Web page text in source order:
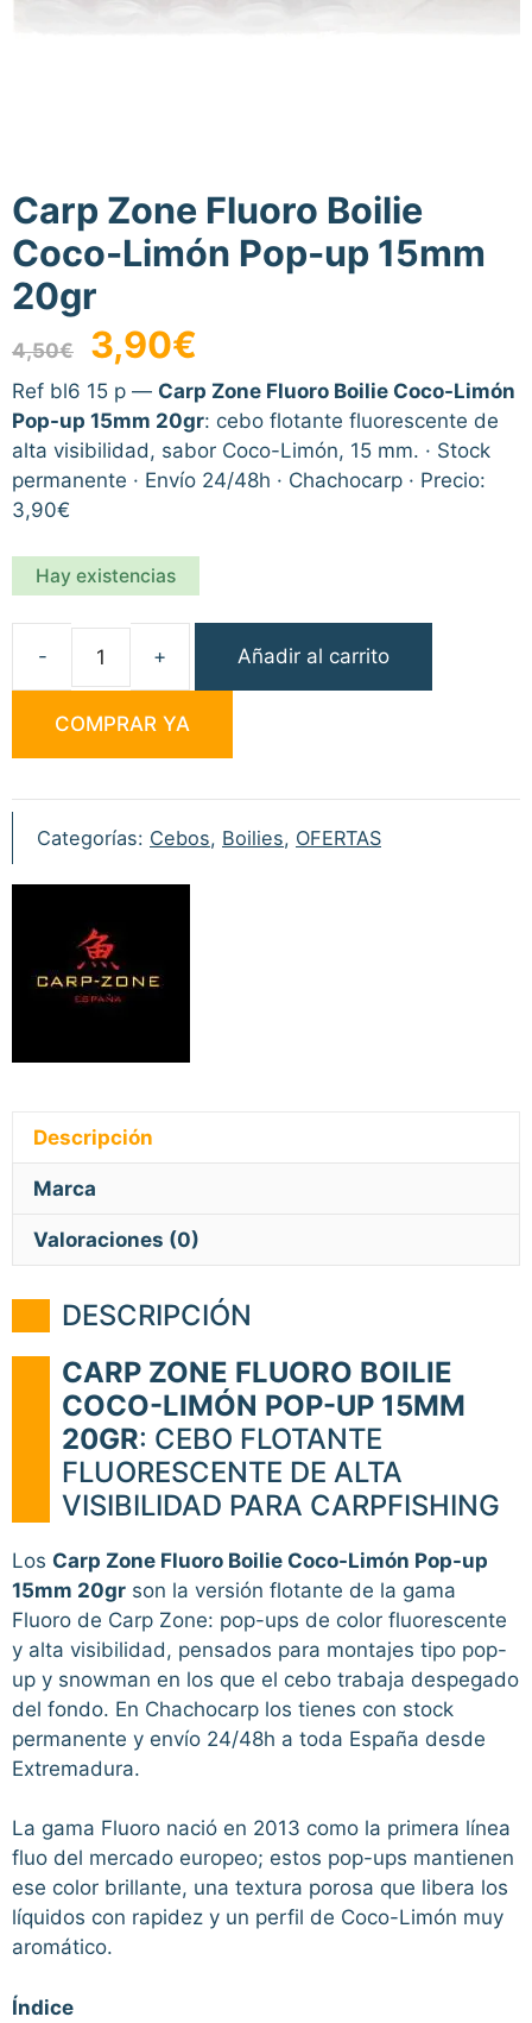
Carp Zone Fluoro Boilie
Coco-Limón Pop-up 15mm
20gr
4,50€
El
precio
original
era:
4,50€.
3,90€
actual
es:
3,90€.
Ref bl6 15 p — Carp Zone Fluoro Boilie Coco-Limón
Pop-up 15mm 20gr: cebo flotante fluorescente de
alta visibilidad, sabor Coco-Limón, 15 mm. · Stock
permanente · Envío 24/48h · Chachocarp · Precio:
3,90€
Hay existencias
Fluoro
Boilie
Pop-
Añadir al carrito
COMPRAR YA
Categorías: Cebos, Boilies, OFERTAS
Descripción
Marca
Valoraciones (0)
DESCRIPCIÓN
CARP ZONE FLUORO BOILIE
COCO-LIMÓN POP-UP 15MM
20GR: CEBO FLOTANTE
FLUORESCENTE DE ALTA
VISIBILIDAD PARA CARPFISHING
Los Carp Zone Fluoro Boilie Coco-Limón Pop-up
15mm 20gr son la versión flotante de la gama
Fluoro de Carp Zone: pop-ups de color fluorescente
y alta visibilidad, pensados para montajes tipo pop-
up y snowman en los que el cebo trabaja despegado
del fondo. En Chachocarp los tienes con stock
permanente y envío 24/48h a toda España desde
Extremadura.
La gama Fluoro nació en 2013 como la primera línea
fluo del mercado europeo; estos pop-ups mantienen
ese color brillante, una textura porosa que libera los
líquidos con rapidez y un perfil de Coco-Limón muy
aromático.
Índice